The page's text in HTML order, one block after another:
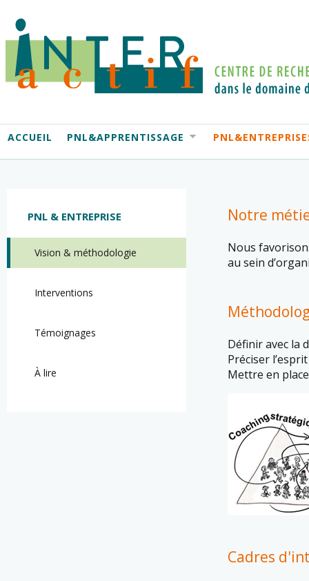
ACCUEIL PNL&APPRENTISSAGE
PNL & ENTREPRISE
Vision & méthodologie
Interventions
Témoignages
À lire
Notre
Nous
au sein
Définir avec la
Préciser
Mettre en
Cadres